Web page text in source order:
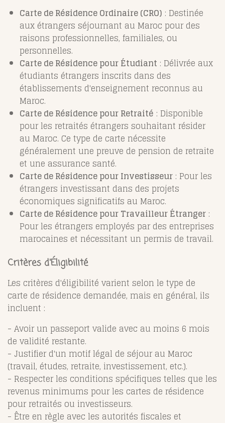
Carte de Résidence Ordinaire (CRO) : Destinée
aux étrangers séjournant au Maroc pour des
raisons professionnelles, familiales, ou
personnelles.
Carte de Résidence pour Étudiant : Délivrée aux
étudiants étrangers inscrits dans des
établissements d'enseignement reconnus au
Maroc.
Carte de Résidence pour Retraité : Disponible
pour les retraités étrangers souhaitant résider
au Maroc. Ce type de carte nécessite
généralement une preuve de pension de retraite
et une assurance santé.
Carte de Résidence pour Investisseur : Pour les
étrangers investissant dans des projets
économiques significatifs au Maroc.
Carte de Résidence pour Travailleur Étranger :
Pour les étrangers employés par des entreprises
marocaines et nécessitant un permis de travail.
Critères d'Éligibilité
Les critères d'éligibilité varient selon le type de
carte de résidence demandée, mais en général, ils
incluent :
- Avoir un passeport valide avec au moins 6 mois
de validité restante.
- Justifier d'un motif légal de séjour au Maroc
(travail, études, retraite, investissement, etc.).
- Respecter les conditions spécifiques telles que les
revenus minimums pour les cartes de résidence
pour retraités ou investisseurs.
- Être en règle avec les autorités fiscales et